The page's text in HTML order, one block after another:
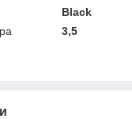
Black
3,5